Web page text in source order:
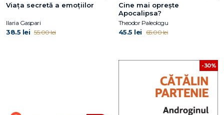
Viața secretă a emoțiilor
Ilaria Gaspari
38.5 lei 55.00 lei
Cine mai oprește
Apocalipsa?
Theodor Paleologu
45.5 lei 65.00 lei
-30%